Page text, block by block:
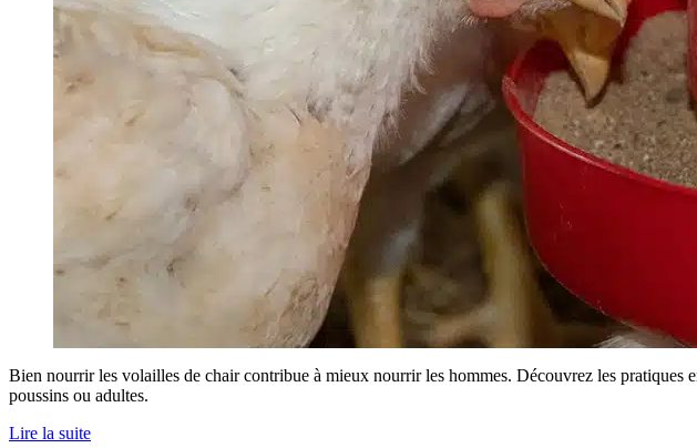
Bien nourrir les volailles de chair contribue à mieux nourrir les hommes. Découvrez les pratiques
poussins ou adultes.
Lire la suite